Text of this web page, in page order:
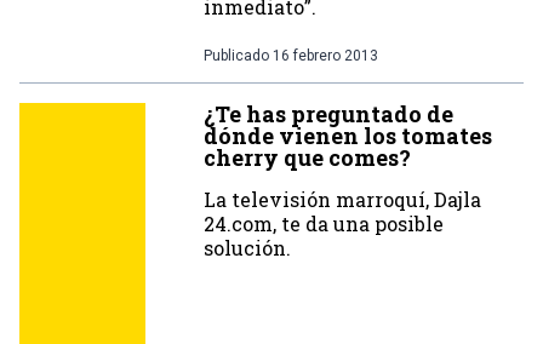
inmediato”.
Publicado 16 febrero 2013
¿Te has preguntado de
dónde vienen los tomates
cherry que comes?
La televisión marroquí, Dajla
24.com, te da una posible
solución.